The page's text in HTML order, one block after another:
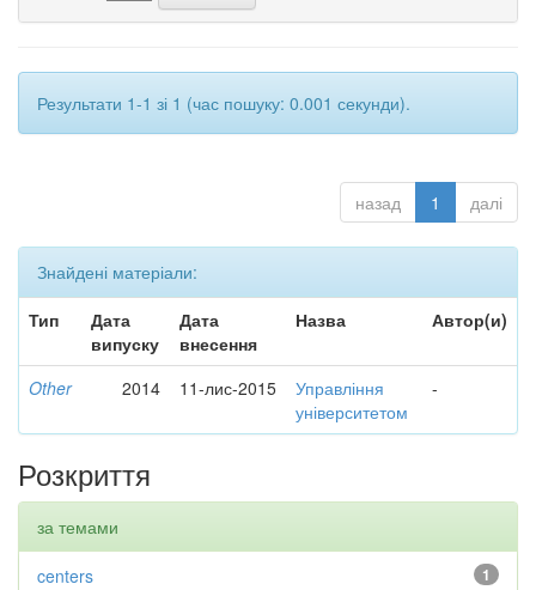
Результати 1-1 зі 1 (час пошуку: 0.001 секунди).
назад 1 далі
Знайдені матеріали:
Тип
Дата
випуску
Дата
внесення
Назва Автор(и)
Other 2014 11-лис-2015
Управління
університетом
-
Розкриття
за темами
1
centers